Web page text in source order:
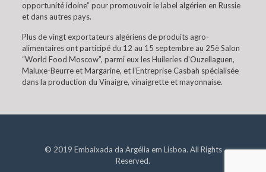
opportunité idoine” pour promouvoir le label algérien en Russie
et dans autres pays.
Plus de vingt exportateurs algériens de produits agro-
alimentaires ont participé du 12 au 15 septembre au 25è Salon
“World Food Moscow”, parmi eux les Huileries d’Ouzellaguen,
Maluxe-Beurre et Margarine, et l’Entreprise Casbah spécialisée
dans la production du Vinaigre, vinaigrette et mayonnaise.
© 2019 Embaixada da Argélia em Lisboa. All Rights
Reserved.